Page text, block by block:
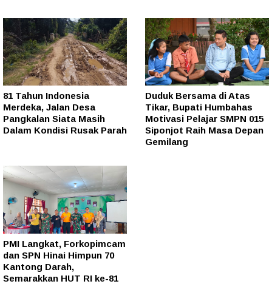
81 Tahun Indonesia
Merdeka, Jalan Desa
Pangkalan Siata Masih
Dalam Kondisi Rusak Parah
Duduk Bersama di Atas
Tikar, Bupati Humbahas
Motivasi Pelajar SMPN 015
Siponjot Raih Masa Depan
Gemilang
PMI Langkat, Forkopimcam
dan SPN Hinai Himpun 70
Kantong Darah,
Semarakkan HUT RI ke-81